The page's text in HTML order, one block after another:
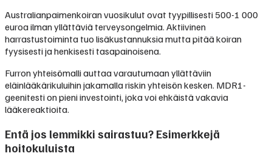
Australianpaimenkoiran vuosikulut ovat tyypillisesti 500-1 000
euroa ilman yllättäviä terveysongelmia. Aktiivinen
harrastustoiminta tuo lisäkustannuksia mutta pitää koiran
fyysisesti ja henkisesti tasapainoisena.
Furron yhteisömalli auttaa varautumaan yllättäviin
eläinlääkärikuluihin jakamalla riskin yhteisön kesken. MDR1-
geenitesti on pieni investointi, joka voi ehkäistä vakavia
lääkereaktioita.
Entä jos lemmikki sairastuu? Esimerkkejä
hoitokuluista